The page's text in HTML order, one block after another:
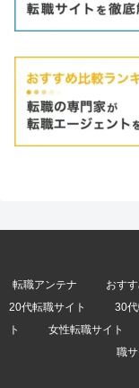
転職アンテナ おす
20代転職サイト
30
ト
女性転職サイト
職サ